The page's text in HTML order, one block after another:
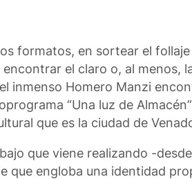
formatos, en sortear el
el claro o, al menos,
inmenso Homero Manzi
“Una luz de
que es la ciudad de
que viene realizando -
que engloba una identidad